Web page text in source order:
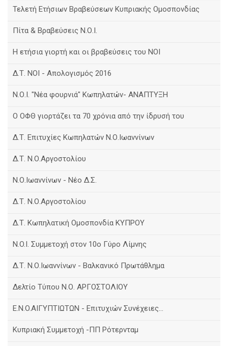
Τελετή Ετήσιων Βραβεύσεων Κυπριακής Ομοσπονδίας
Πίτα & Βραβεύσεις Ν.Ο.Ι.
Η ετήσια γιορτή και οι βραβεύσεις του ΝΟΙ
Δ.Τ. ΝΟΙ - Απολογισμός 2016
Ν.Ο.Ι. "Νέα φουρνιά" Κωπηλατών- ΑΝΑΠΤΥΞΗ
Ο ΟΦΘ γιορτάζει τα 70 χρόνια από την ίδρυσή του
Δ.Τ. Επιτυχίες Κωπηλατών Ν.Ο.Ιωαννίνων
Δ.Τ. Ν.Ο.Αργοστολίου
Ν.Ο.Ιωαννίνων - Νέο Δ.Σ.
Δ.Τ. Ν.Ο.Αργοστολίου
Δ.Τ. Κωπηλατική Ομοσπονδία ΚΥΠΡΟΥ
N.O.I. Συμμετοχή στον 10ο Γύρο Λίμνης
Δ.Τ. Ν.Ο.Ιωαννίνων - Βαλκανικό Πρωτάθλημα
Δελτίο Τύπου Ν.Ο. ΑΡΓΟΣΤΟΛΙΟΥ
E.N.O.AIΓΥΠΤΙΩΤΩΝ - Επιτυχιών Συνέχειες...
Κυπριακή Συμμετοχή -ΠΠ Ρότερνταμ